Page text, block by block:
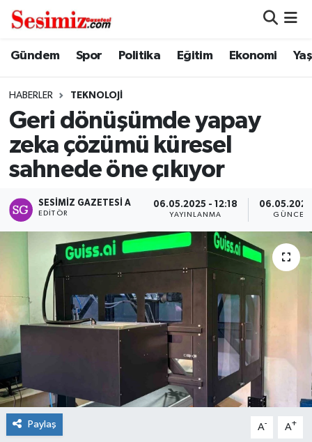
Gündem Spor Politika Eğitim Ekonomi
HABERLER TEKNOLOJI
Geri dönüşümde yapay
zeka çözümü küresel
sahnede öne çıkıyor
SESIMIZ GAZETESI A
EDITÖR
06.05.2025 - 12:18
YAYINLANMA
06.05.2025
Paylaş A- A+
Dünya
Ekonomi
Genel
Gündem
Magazin
Politika
Sağlık
Tokat Haberleri
Nöbetçi Eczaneler
Namaz Vakitleri
Trafik Durumu
Süper Lig Puan Durumu ve Fikstür
Tüm Manşetler
Son Dakika Haberleri
Haber Arşivi